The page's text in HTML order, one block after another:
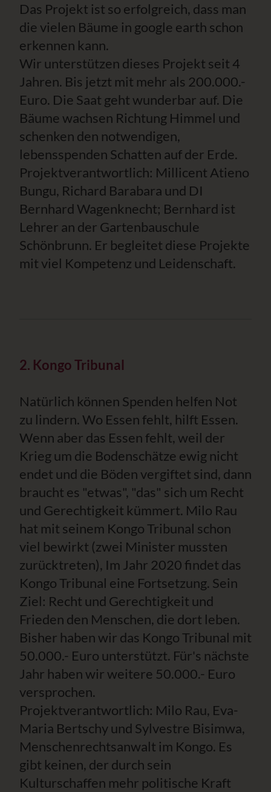
Das Projekt ist so erfolgreich, dass man
die vielen Bäume in google earth schon
erkennen kann.
Wir unterstützen dieses Projekt seit 4
Jahren. Bis jetzt mit mehr als 200.000.-
Euro. Die Saat geht wunderbar auf. Die
Bäume wachsen Richtung Himmel und
schenken den notwendigen,
lebensspenden Schatten auf der Erde.
Projektverantwortlich: Millicent Atieno
Bungu, Richard Barabara und DI
Bernhard Wagenknecht; Bernhard ist
Lehrer an der Gartenbauschule
Schönbrunn. Er begleitet diese Projekte
mit viel Kompetenz und Leidenschaft.
2. Kongo Tribunal
Natürlich können Spenden helfen Not
zu lindern. Wo Essen fehlt, hilft Essen.
Wenn aber das Essen fehlt, weil der
Krieg um die Bodenschätze ewig nicht
endet und die Böden vergiftet sind, dann
braucht es "etwas", "das" sich um Recht
und Gerechtigkeit kümmert. Milo Rau
hat mit seinem Kongo Tribunal schon
viel bewirkt (zwei Minister mussten
zurücktreten), Im Jahr 2020 findet das
Kongo Tribunal eine Fortsetzung. Sein
Ziel: Recht und Gerechtigkeit und
Frieden den Menschen, die dort leben.
Bisher haben wir das Kongo Tribunal mit
50.000.- Euro unterstützt. Für's nächste
Jahr haben wir weitere 50.000.- Euro
versprochen.
Projektverantwortlich: Milo Rau, Eva-
Maria Bertschy und Sylvestre Bisimwa,
Menschenrechtsanwalt im Kongo. Es
gibt keinen, der durch sein
Kulturschaffen mehr politische Kraft